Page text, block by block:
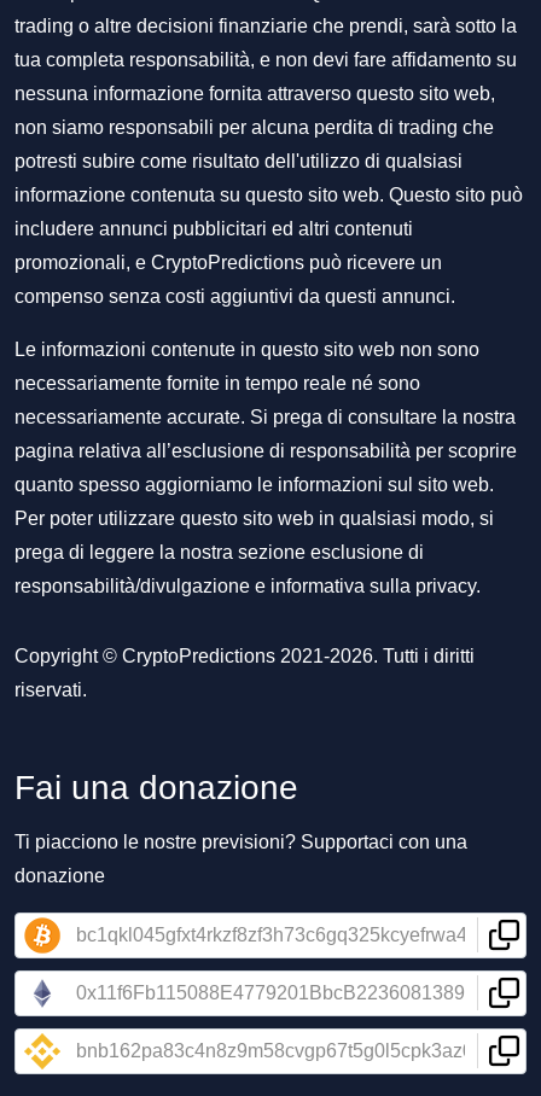
trading o altre decisioni finanziarie che prendi, sarà sotto la
tua completa responsabilità, e non devi fare affidamento su
nessuna informazione fornita attraverso questo sito web,
non siamo responsabili per alcuna perdita di trading che
potresti subire come risultato dell'utilizzo di qualsiasi
informazione contenuta su questo sito web. Questo sito può
includere annunci pubblicitari ed altri contenuti
promozionali, e CryptoPredictions può ricevere un
compenso senza costi aggiuntivi da questi annunci.
Le informazioni contenute in questo sito web non sono
necessariamente fornite in tempo reale né sono
necessariamente accurate. Si prega di consultare la nostra
pagina relativa all’esclusione di responsabilità per scoprire
quanto spesso aggiorniamo le informazioni sul sito web.
Per poter utilizzare questo sito web in qualsiasi modo, si
prega di leggere la nostra sezione esclusione di
responsabilità/divulgazione e informativa sulla privacy.
Copyright © CryptoPredictions 2021-2026. Tutti i diritti
riservati.
Fai una donazione
Ti piacciono le nostre previsioni? Supportaci con una
donazione